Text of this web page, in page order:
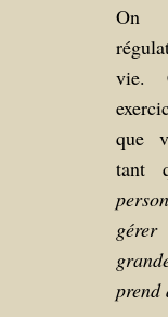
On
vie.
que
tant
prend